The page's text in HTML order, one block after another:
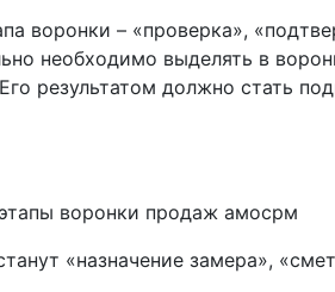
воронки – «проверка»,
необходимо выделять в
результатом должно стать
«назначение замера»,